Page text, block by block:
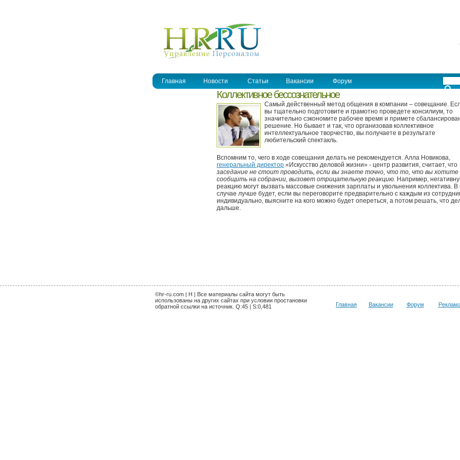
Главная Новости Статьи Вакансии Форум
Коллективное бессознательное
Самый действенный метод общения в компании – совещание.
вы тщательно подготовите и грамотно проведете консилиум, то
значительно сэкономите рабочее время и примете
решение. Но бывает и так, что организовав коллективное
интеллектуальное творчество, вы получаете в результате
любительский спектакль.
Вспомним то, чего в ходе совещания делать не рекомендуется. Алла Новикова,
генеральный директор «Искусство деловой жизни» - центр развития, считает, что
заседание не стоит проводить, если вы знаете точно, что то, что вы хотите
сообщить на собрании, вызовет отрицательную реакцию. Например,
реакцию могут вызвать массовые снижения зарплаты и увольнения коллектива. В
случае лучше будет, если вы переговорите предварительно с каждым из
индивидуально, выясните на кого можно будет опереться, а потом решать, что
дальше.
©hr-ru.com | H | Все материалы сайта могут быть
использованы на других сайтах при условии простановки
обратной ссылки на источник. Q:45 | S:0,481
Главная Вакансии Форум